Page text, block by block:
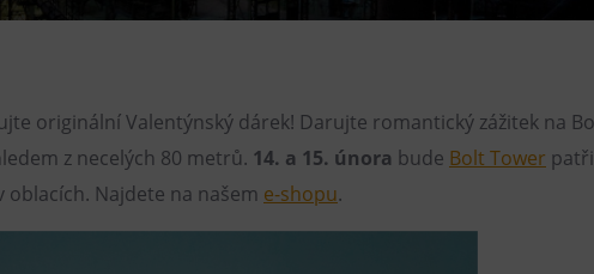
Catering
originální Valentýnský dárek! Darujte romantický zážitek na
z necelých 80 metrů. 14. a 15. února bude Bolt Tower
oblacích. Najdete na našem e-shopu.